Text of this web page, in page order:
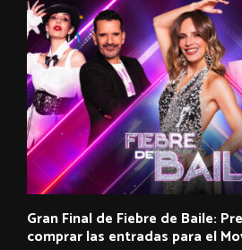
Gran Final de Fiebre de Baile:
comprar las entradas para el